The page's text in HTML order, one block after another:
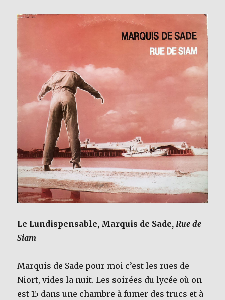
Le Lundispensable, Marquis de Sade,Rue de
Siam
Marquis de Sade pour moi c’est les rues de
Niort, vides la nuit. Les soirées du lycée où on
est 15 dans une chambre à fumer des trucs et à